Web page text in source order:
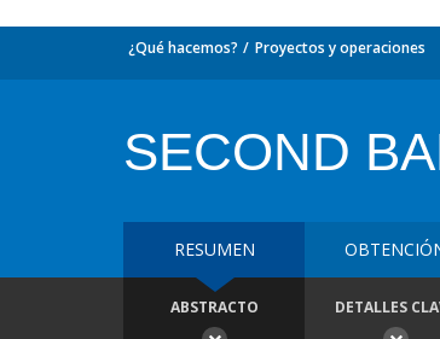
¿Qué hacemos? Proyectos y operaciones
SECOND
RESUMEN
ABSTRACTO DETALLES